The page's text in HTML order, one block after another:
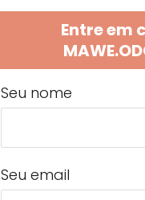
Entre em
Seu nome
Seu email